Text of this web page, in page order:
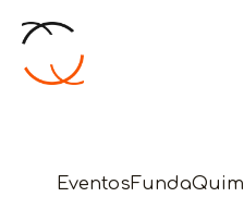
contenido
EventosFundaQuim